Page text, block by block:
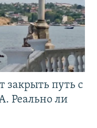
закрыть путь с
Реально ли